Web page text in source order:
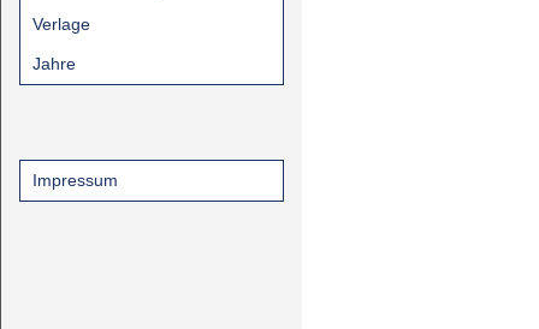
Verlage
Jahre
Impressum